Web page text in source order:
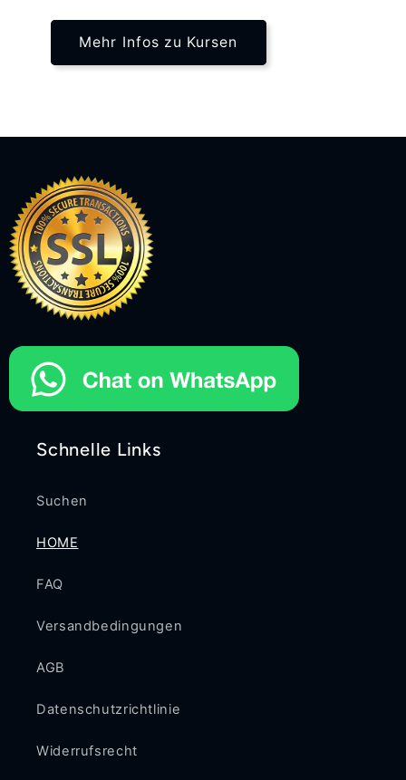
Mehr Infos zu Kursen
Schnelle Links
Suchen
HOME
FAQ
Versandbedingungen
AGB
Datenschutzrichtlinie
Widerrufsrecht